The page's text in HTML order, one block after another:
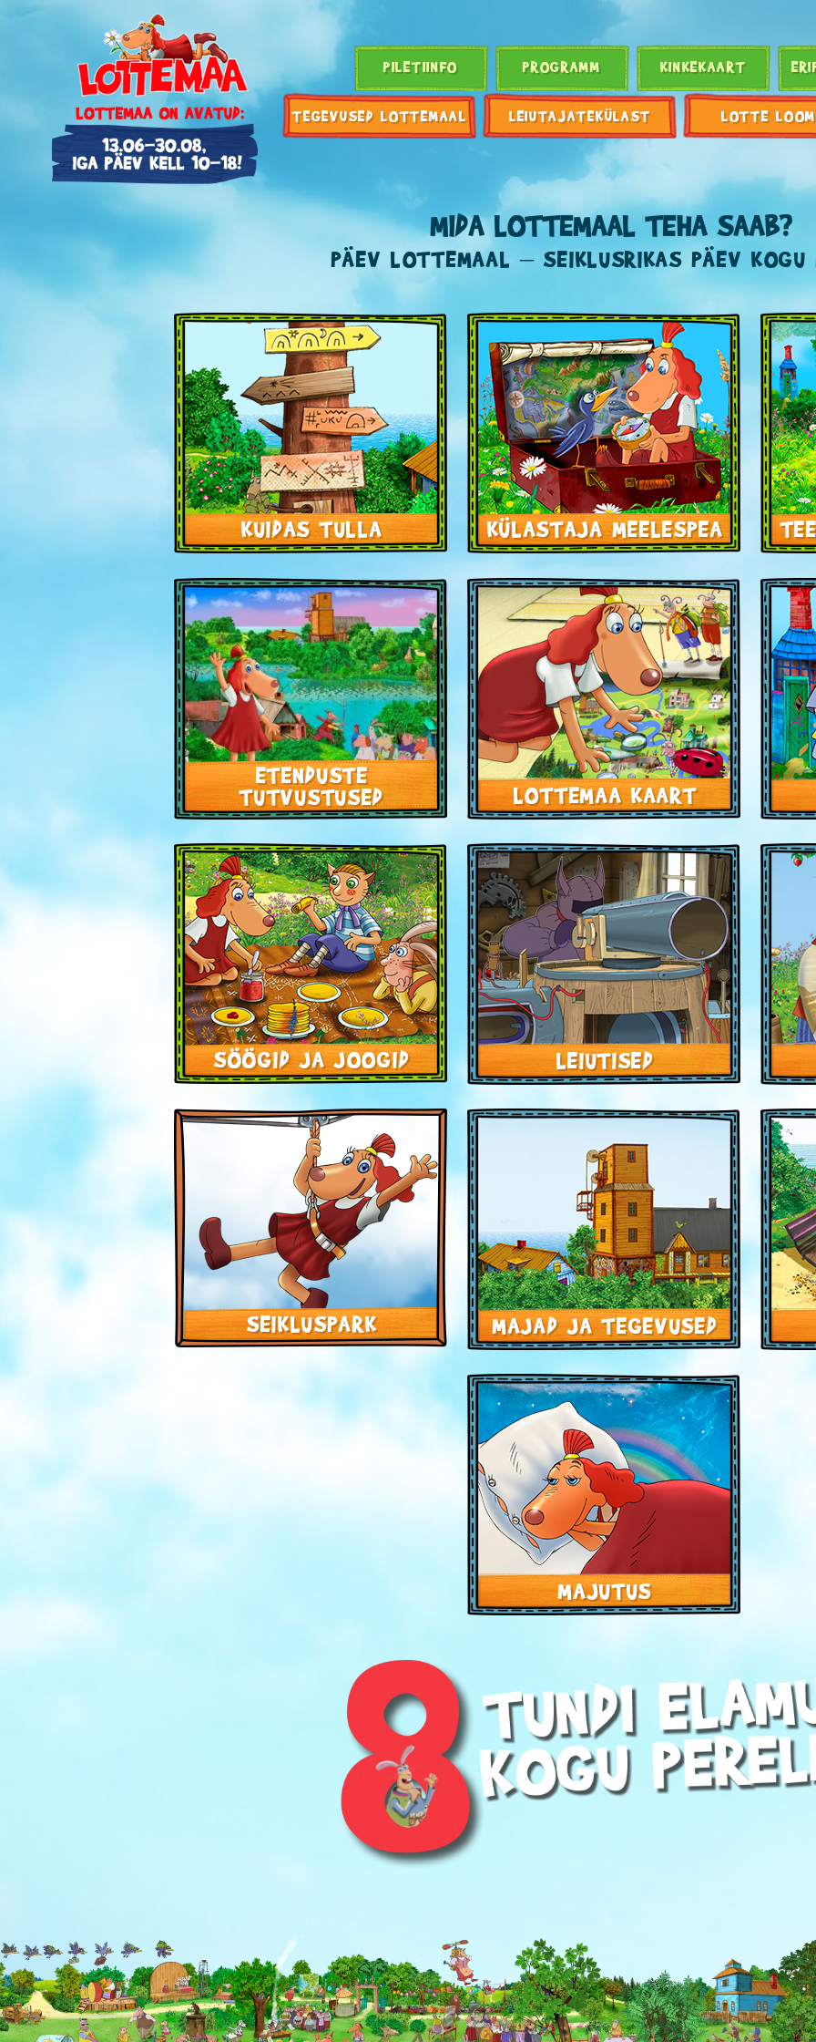
PILETIINFO PROGRAMM KINKEKAART
TEGEVUSED LOTTEMAAL LEIUTAJATEKÜLAST LOTTE
MIDA LOTTEMAAL TEHA SAAB?
PÄEV LOTTEMAAL – SEIKLUSRIKAS PÄEV KOGU
KUIDAS TULLA KÜLASTAJA MEELESPEA
ETENDUSTE
TUTVUSTUSED LOTTEMAA KAART
SÖÖGID JA JOOGID LEIUTISED
SEIKLUSPARK MAJAD JA TEGEVUSED
MAJUTUS